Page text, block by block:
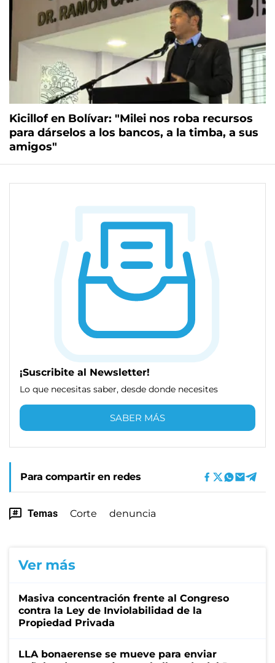
Kicillof en Bolívar: "Milei nos roba recursos
para dárselos a los bancos, a la timba, a sus
amigos"
¡Suscribite al Newsletter!
Lo que necesitas saber, desde donde necesites
SABER MÁS
Para compartir en redes
Temas Corte denuncia
Ver más
Masiva concentración frente al Congreso
contra la Ley de Inviolabilidad de la
Propiedad Privada
LLA bonaerense se mueve para enviar